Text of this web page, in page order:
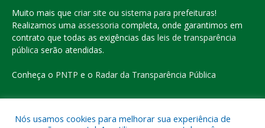
Muito mais que criar site ou sistema para prefeituras!
Realizamos uma assessoria completa, onde garantimos em
contrato que todas as exigências das leis de transparência
pública serão atendidas.
Conheça o PNTP e o Radar da Transparência Pública
Nós usamos cookies para melhorar sua experiência de